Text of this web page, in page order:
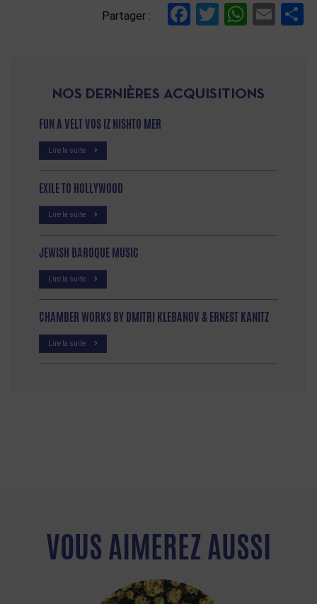
Partager : Facebook
Twitter
NOS DERNIÈRES ACQUISITIONS
FUN A VELT VOS IZ NISHTO MER
Lire la suite
EXILE TO HOLLYWOOD
Lire la suite
JEWISH BAROQUE MUSIC
Lire la suite
CHAMBER WORKS BY DMITRI KLEBANOV & ERNEST KANITZ
Lire la suite
VOUS AIMEREZ AUSSI